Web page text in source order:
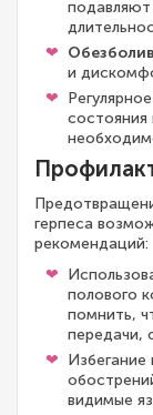
и
состояния
герпеса
рекомендаций:
полового
помнить,
передачи,
Избегание
видимые